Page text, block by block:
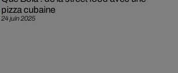
24 juin 2025
pizza cubaine